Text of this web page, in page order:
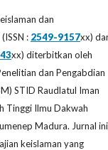
dan
: 2549-9157xx)
xx) diterbitkan oleh
dan Pengabdian
STID Raudlatul Iman
Tinggi Ilmu Dakwah
Madura. Jurnal ini
keislaman yang